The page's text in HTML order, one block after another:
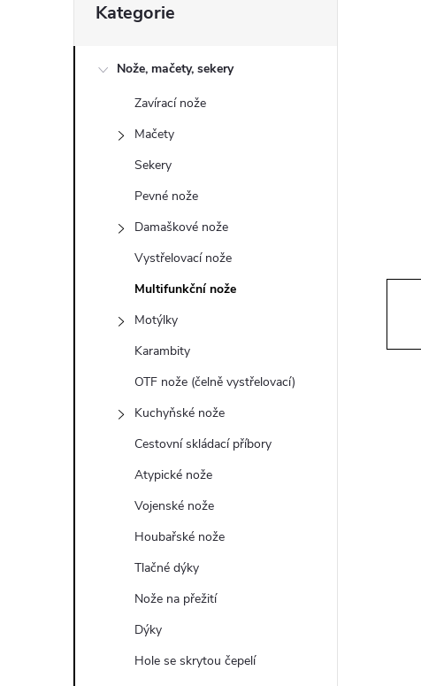
o
kategorie
Kategorie
Nože, mačety, sekery
Zavírací nože
Mačety
Sekery
Pevné nože
Damaškové nože
Vystřelovací nože
Multifunkční nože
Motýlky
Karambity
OTF nože (čelně vystřelovací)
Kuchyňské nože
Cestovní skládací příbory
Atypické nože
Vojenské nože
Houbařské nože
Tlačné dýky
Nože na přežití
Dýky
Hole se skrytou čepelí